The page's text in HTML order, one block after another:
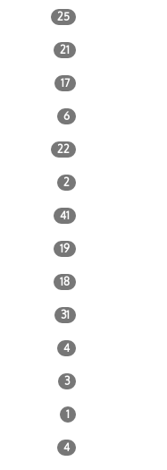
25
21
17
6
22
2
41
19
18
31
4
3
1
4